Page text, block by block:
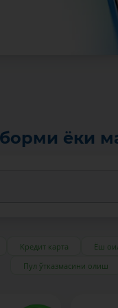
ёки
Кредит карта Ёш
Пул ўтказмасини олиш